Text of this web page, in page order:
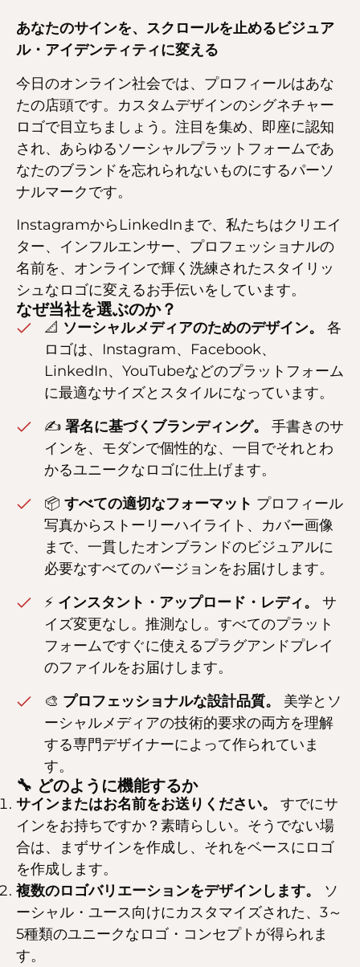
あなたのサインを、スクロールを止めるビジュア
ル・アイデンティティに変える
今日のオンライン社会では、プロフィールはあな
たの店頭です。カスタムデザインのシグネチャー
ロゴで目立ちましょう。注目を集め、即座に認知
され、あらゆるソーシャルプラットフォームであ
なたのブランドを忘れられないものにするパーソ
ナルマークです。
InstagramからLinkedInまで、私たちはクリエイ
ター、インフルエンサー、プロフェッショナルの
名前を、オンラインで輝く洗練されたスタイリッ
シュなロゴに変えるお手伝いをしています。
なぜ当社を選ぶのか？
📐 ソーシャルメディアのためのデザイン。
各
ロゴは、Instagram、Facebook、
LinkedIn、YouTubeなどのプラットフォーム
に最適なサイズとスタイルになっています。
✍️ 署名に基づくブランディング。
手書きのサ
インを、モダンで個性的な、一目でそれとわ
かるユニークなロゴに仕上げます。
📦 すべての適切なフォーマット プロフィール
写真からストーリーハイライト、カバー画像
まで、一貫したオンブランドのビジュアルに
必要なすべてのバージョンをお届けします。
⚡ インスタント・アップロード・レディ。
サ
イズ変更なし。推測なし。すべてのプラット
フォームですぐに使えるプラグアンドプレイ
のファイルをお届けします。
🎨 プロフェッショナルな設計品質。
美学とソ
ーシャルメディアの技術的要求の両方を理解
する専門デザイナーによって作られていま
す。
🔧 どのように機能するか
サインまたはお名前をお送りください。
すでにサ
インをお持ちですか？素晴らしい。そうでない場
合は、まずサインを作成し、それをベースにロゴ
を作成します。
複数のロゴバリエーションをデザインします。
ソ
ーシャル・ユース向けにカスタマイズされた、3～
5種類のユニークなロゴ・コンセプトが得られま
す。